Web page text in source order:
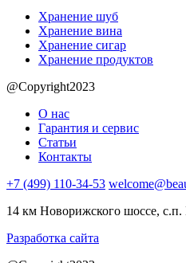
Хранение шуб
Хранение вина
Хранение сигар
Хранение продуктов
@Copyright2023
О нас
Гарантия и сервис
Статьи
Контакты
+7 (499) 110-34-53
14 км Новорижского шоссе,
Разработка сайта